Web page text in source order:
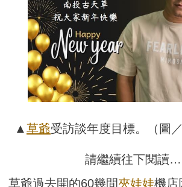
▲ 草爺受訪談年度目標。（圖
請繼續往下閱讀
草爺過去開的60幾間夾娃娃機店